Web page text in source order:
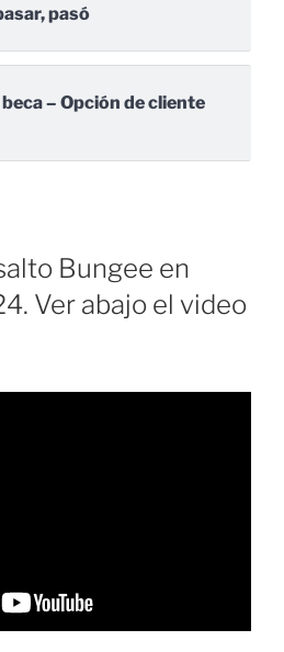
pasó
– Opción de cliente
Bungee en
Ver abajo el video